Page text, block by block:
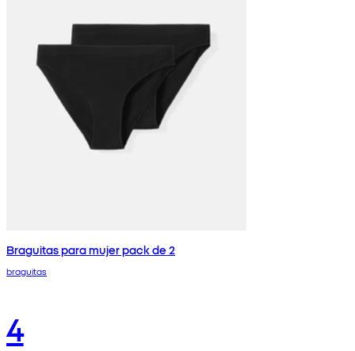
Braguitas para mujer pack de 2
braguitas
4